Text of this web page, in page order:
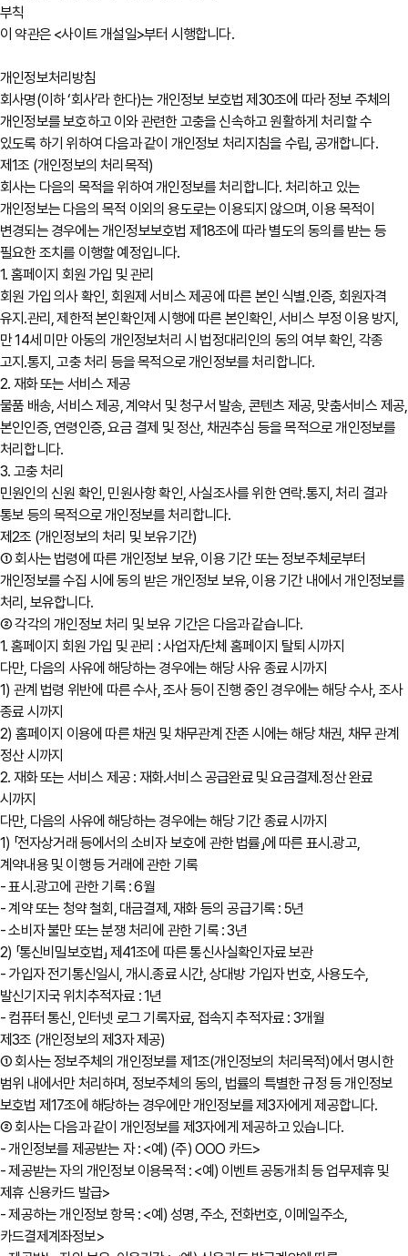
부칙
이 약관은 <사이트 개설일>부터 시행합니다.
개인정보처리방침
회사명(이하 ‘회사’라 한다)는 개인정보 보호법 제30조에 따라 정보 주체의
개인정보를 보호하고 이와 관련한 고충을 신속하고 원활하게 처리할 수
있도록 하기 위하여 다음과 같이 개인정보 처리지침을 수립, 공개합니다.
제1조 (개인정보의 처리목적)
회사는 다음의 목적을 위하여 개인정보를 처리합니다. 처리하고 있는
개인정보는 다음의 목적 이외의 용도로는 이용되지 않으며, 이용 목적이
변경되는 경우에는 개인정보보호법 제18조에 따라 별도의 동의를 받는 등
필요한 조치를 이행할 예정입니다.
1. 홈페이지 회원 가입 및 관리
회원 가입 의사 확인, 회원제 서비스 제공에 따른 본인 식별․인증, 회원자격
유지․관리, 제한적 본인확인제 시행에 따른 본인확인, 서비스 부정 이용 방지,
만 14세 미만 아동의 개인정보처리 시 법정대리인의 동의 여부 확인, 각종
고지․통지, 고충 처리 등을 목적으로 개인정보를 처리합니다.
2. 재화 또는 서비스 제공
물품 배송, 서비스 제공, 계약서 및 청구서 발송, 콘텐츠 제공, 맞춤서비스 제공,
본인인증, 연령인증, 요금 결제 및 정산, 채권추심 등을 목적으로 개인정보를
처리합니다.
3. 고충 처리
민원인의 신원 확인, 민원사항 확인, 사실조사를 위한 연락․통지, 처리 결과
통보 등의 목적으로 개인정보를 처리합니다.
제2조 (개인정보의 처리 및 보유기간)
① 회사는 법령에 따른 개인정보 보유, 이용 기간 또는 정보주체로부터
개인정보를 수집 시에 동의 받은 개인정보 보유, 이용 기간 내에서 개인정보를
처리, 보유합니다.
② 각각의 개인정보 처리 및 보유 기간은 다음과 같습니다.
1. 홈페이지 회원 가입 및 관리 : 사업자/단체 홈페이지 탈퇴 시까지
다만, 다음의 사유에 해당하는 경우에는 해당 사유 종료 시까지
1) 관계 법령 위반에 따른 수사, 조사 등이 진행 중인 경우에는 해당 수사, 조사
종료 시까지
2) 홈페이지 이용에 따른 채권 및 채무관계 잔존 시에는 해당 채권, 채무 관계
정산 시까지
2. 재화 또는 서비스 제공 : 재화․서비스 공급완료 및 요금결제․정산 완료
시까지
다만, 다음의 사유에 해당하는 경우에는 해당 기간 종료 시까지
1) 「전자상거래 등에서의 소비자 보호에 관한 법률」에 따른 표시․광고,
계약내용 및 이행 등 거래에 관한 기록
- 표시․광고에 관한 기록 : 6월
- 계약 또는 청약 철회, 대금결제, 재화 등의 공급기록 : 5년
- 소비자 불만 또는 분쟁 처리에 관한 기록 : 3년
2) 「통신비밀보호법」 제41조에 따른 통신사실확인자료 보관
- 가입자 전기통신일시, 개시․종료 시간, 상대방 가입자 번호, 사용도수,
발신기지국 위치추적자료 : 1년
- 컴퓨터 통신, 인터넷 로그 기록자료, 접속지 추적자료 : 3개월
제3조 (개인정보의 제3자 제공)
① 회사는 정보주체의 개인정보를 제1조(개인정보의 처리목적)에서 명시한
범위 내에서만 처리하며, 정보주체의 동의, 법률의 특별한 규정 등 개인정보
보호법 제17조에 해당하는 경우에만 개인정보를 제3자에게 제공합니다.
② 회사는 다음과 같이 개인정보를 제3자에게 제공하고 있습니다.
- 개인정보를 제공받는 자 : <예) (주) OOO 카드>
- 제공받는 자의 개인정보 이용목적 : <예) 이벤트 공동개최 등 업무제휴 및
제휴 신용카드 발급>
- 제공하는 개인정보 항목 : <예) 성명, 주소, 전화번호, 이메일주소,
카드결제계좌정보>